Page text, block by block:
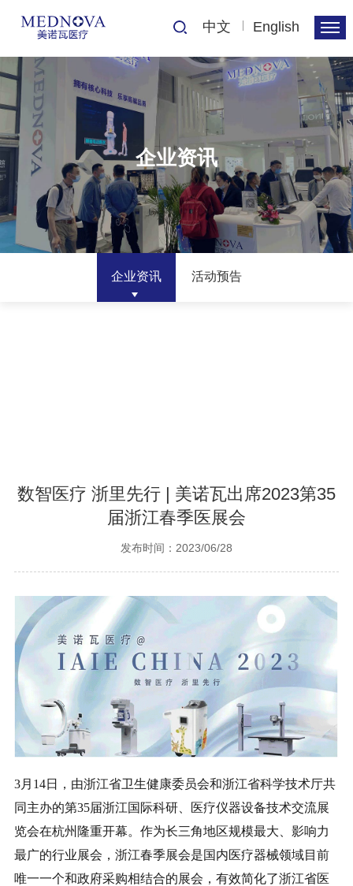
中文 English
企业资讯
企业资讯 活动预告
数智医疗 浙里先行 | 美诺瓦出席2023第35
届浙江春季医展会
发布时间：2023/06/28
3月14日，由浙江省卫生健康委员会和浙江省科学技术厅共
同主办的第35届浙江国际科研、医疗仪器设备技术交流展
览会在杭州隆重开幕。作为长三角地区规模最大、影响力
最广的行业展会，浙江春季展会是国内医疗器械领域目前
唯一一个和政府采购相结合的展会，有效简化了浙江省医